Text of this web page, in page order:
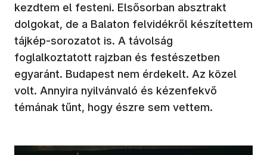
kezdtem el festeni. Elsősorban absztrakt
dolgokat, de a Balaton felvidékről készítettem
tájkép-sorozatot is. A távolság
foglalkoztatott rajzban és festészetben
egyaránt. Budapest nem érdekelt. Az közel
volt. Annyira nyilvánvaló és kézenfekvő
témának tűnt, hogy észre sem vettem.